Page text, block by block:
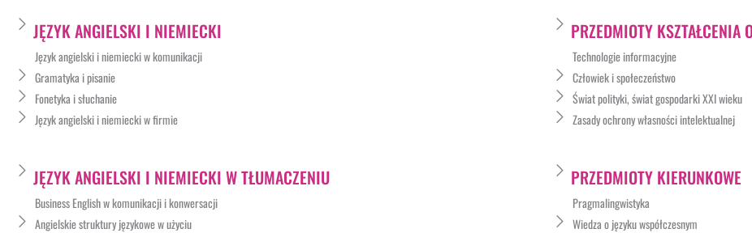
JĘZYK ANGIELSKI I NIEMIECKI
Język angielski i niemiecki w komunikacji
Gramatyka i pisanie
Fonetyka i słuchanie
Język angielski i niemiecki w firmie
PRZEDMIOTY KSZTAŁCENIA
Technologie informacyjne
Człowiek i społeczeństwo
Świat polityki, świat gospodarki XXI wieku
Zasady ochrony własności intelektualnej
JĘZYK ANGIELSKI I NIEMIECKI W TŁUMACZENIU
Business English w komunikacji i konwersacji
Angielskie struktury językowe w użyciu
PRZEDMIOTY KIERUNKOWE
Pragmalingwistyka
Wiedza o języku współczesnym